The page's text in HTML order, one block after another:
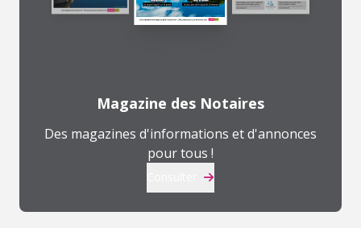
Magazine des Notaires
Des magazines d'informations et d'annonces
pour tous !